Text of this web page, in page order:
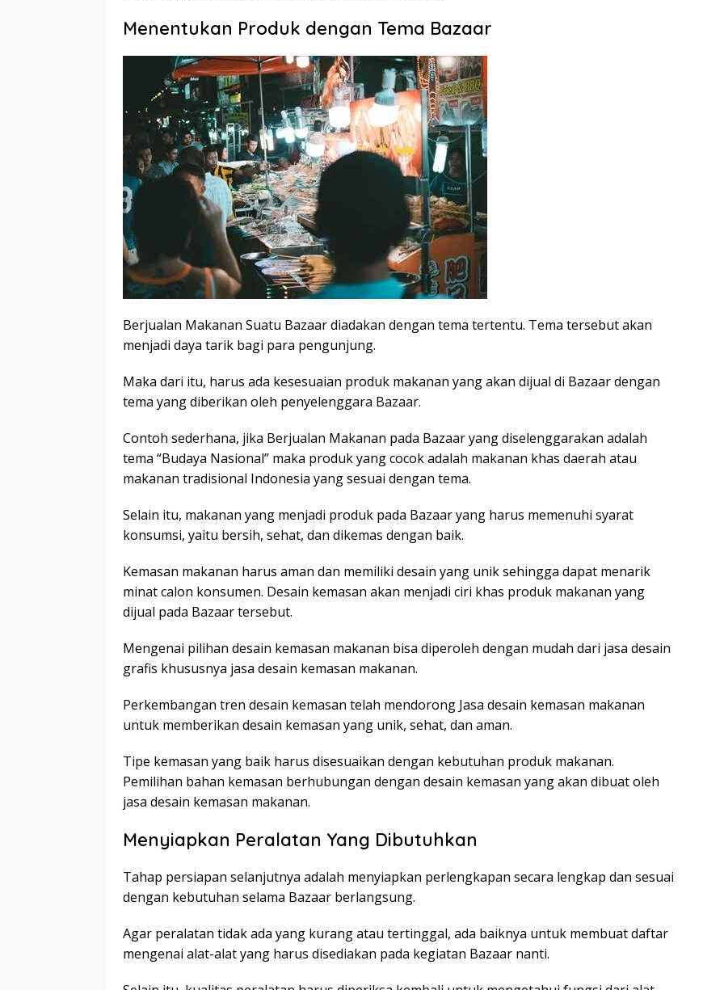
Menentukan Produk dengan Tema Bazaar
Berjualan Makanan Suatu Bazaar diadakan dengan tema tertentu. Tema tersebut akan
menjadi daya tarik bagi para pengunjung.
Maka dari itu, harus ada kesesuaian produk makanan yang akan dijual di Bazaar dengan
tema yang diberikan oleh penyelenggara Bazaar.
Contoh sederhana, jika Berjualan Makanan pada Bazaar yang diselenggarakan adalah
tema “Budaya Nasional” maka produk yang cocok adalah makanan khas daerah atau
makanan tradisional Indonesia yang sesuai dengan tema.
Selain itu, makanan yang menjadi produk pada Bazaar yang harus memenuhi syarat
konsumsi, yaitu bersih, sehat, dan dikemas dengan baik.
Kemasan makanan harus aman dan memiliki desain yang unik sehingga dapat menarik
minat calon konsumen. Desain kemasan akan menjadi ciri khas produk makanan yang
dijual pada Bazaar tersebut.
Mengenai pilihan desain kemasan makanan bisa diperoleh dengan mudah dari jasa desain
grafis khususnya jasa desain kemasan makanan.
Perkembangan tren desain kemasan telah mendorong Jasa desain kemasan makanan
untuk memberikan desain kemasan yang unik, sehat, dan aman.
Tipe kemasan yang baik harus disesuaikan dengan kebutuhan produk makanan.
Pemilihan bahan kemasan berhubungan dengan desain kemasan yang akan dibuat oleh
jasa desain kemasan makanan.
Menyiapkan Peralatan Yang Dibutuhkan
Tahap persiapan selanjutnya adalah menyiapkan perlengkapan secara lengkap dan sesuai
dengan kebutuhan selama Bazaar berlangsung.
Agar peralatan tidak ada yang kurang atau tertinggal, ada baiknya untuk membuat daftar
mengenai alat-alat yang harus disediakan pada kegiatan Bazaar nanti.